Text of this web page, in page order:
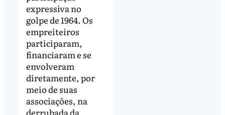
expressiva no
golpe de 1964. Os
empreiteiros
participaram,
financiaram e se
envolveram
diretamente, por
meio de suas
associações, na
derrubada da